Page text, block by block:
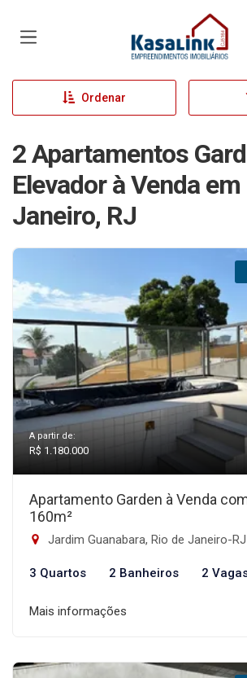
Página inicial
Ordenar
2 Apartamentos
Elevador à Venda
Janeiro, RJ
A partir de:
R$ 1.180.000
Apartamento Garden à Venda
160m²
Jardim Guanabara, Rio de Janeiro-RJ
3 Quartos 2 Banheiros 2
Mais informações